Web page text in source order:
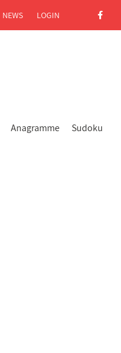
Anagramme Sudoku
NEWS LOGIN